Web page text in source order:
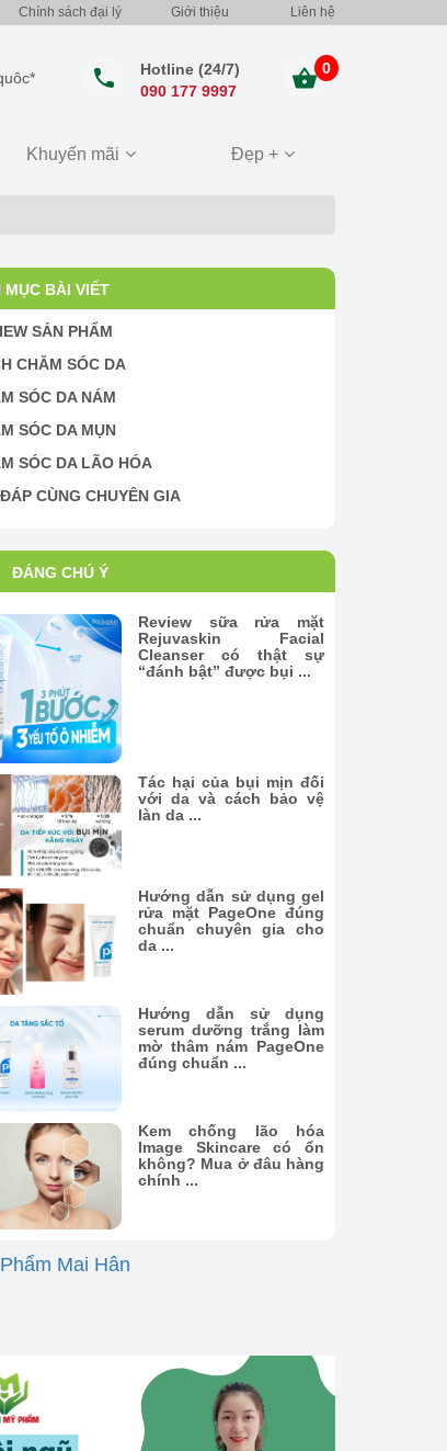
Chính sách đại lý Giới thiệu Liên hệ
Hotline (24/7)
090 177 9997
0
Khuyến mãi Đẹp +
MỤC BÀI VIẾT
SẢN PHẨM
CHĂM SÓC DA
SÓC DA NÁM
SÓC DA MỤN
SÓC DA LÃO HÓA
CÙNG CHUYÊN GIA
ĐÁNG CHÚ Ý
Review sữa rửa mặt
Rejuvaskin Facial
Cleanser có thật sự
“đánh bật” được bụi ...
Tác hại của bụi mịn đối
với da và cách bảo vệ
làn da ...
Hướng dẫn sử dụng gel
rửa mặt PageOne đúng
chuẩn chuyên gia cho
da ...
Hướng dẫn sử dụng
serum dưỡng trắng làm
mờ thâm nám PageOne
đúng chuẩn ...
Kem chống lão hóa
Image Skincare có ổn
không? Mua ở đâu hàng
chính ...
Mai Hân